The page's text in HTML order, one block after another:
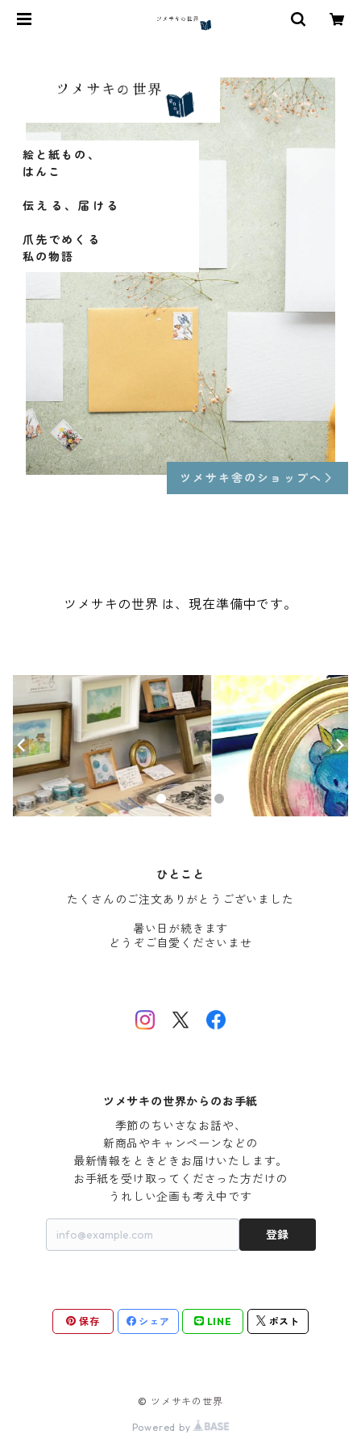
絵と紙もの、
はんこ
伝える、届ける
爪先でめくる
私の物語
ツメサキ舎のショップへ
ツメサキの世界 は、現在準備中です。
ひとこと
たくさんのご注文ありがとうございました
暑い日が続きます
どうぞご自愛くださいませ
ツメサキの世界からのお手紙
季節のちいさなお話や、
新商品やキャンペーンなどの
最新情報をときどきお届けいたします。
お手紙を受け取ってくださった方だけの
うれしい企画も考え中です
登録
保存 シェア LINE ポスト
© ツメサキの世界
Powered by